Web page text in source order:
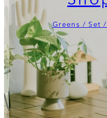
Greens / Set